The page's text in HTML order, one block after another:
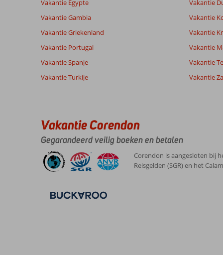
beoordelingen
Uitstekend
Kamers
Ervaringen
van onze
klanten
9,0
Annie
Nederland
Gezin met jong(e) kind(eren)
,
Over
Kalamaki:
Zakynthos
is
een
mooi
Met
Algemene indruk
Ligging
7
Service
8
Prijs/kwaliteit
8
Eten 8
Kamers
Wifi kwaliteit
Vakantie Egypte
Vakantie Gambia
Vakantie Griekenland
Vakantie Portugal
Vakantie Spanje
Vakantie Turkije
Vakantie
Vakantie
Vakantie
Vakantie
Vakantie
Vakantie
Vakantie Corendon
Gegarandeerd veilig boeken en betalen
Corendon is aangesloten bij
Reisgelden (SGR) en het